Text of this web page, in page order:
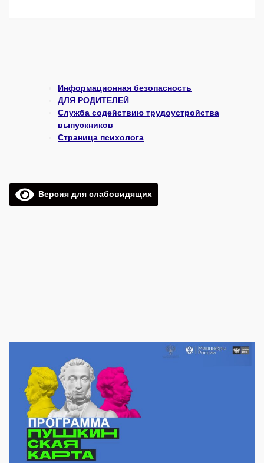
Информационная безопасность
ДЛЯ РОДИТЕЛЕЙ
Служба содействию трудоустройства
выпускников
Страница психолога
Версия для слабовидящих